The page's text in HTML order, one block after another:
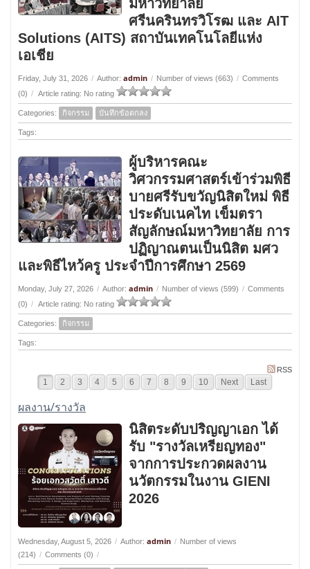
มหาวิทยาลัย
ศรีนครินทรวิโรฒ และ AIT
Solutions (AITS) สถาบันเทคโนโลยีแห่ง
เอเชีย
Friday, July 31, 2026 / Author: admin / Number of views (663) / Comments
(0) / Article rating: No rating
Categories: กิจกรรม บันทึกข้อตกลง
Tags:
ผู้บริหารคณะ
วิศวกรรมศาสตร์เข้าร่วมพิธี
บายศรีรับขวัญนิสิตใหม่ พิธี
ประดับเนคไท เข็มตรา
สัญลักษณ์มหาวิทยาลัย การ
ปฏิญาณตนเป็นนิสิต มศว
และพิธีไหว้ครู ประจำปีการศึกษา 2569
Monday, July 27, 2026 / Author: admin / Number of views (599) / Comments
(0) / Article rating: No rating
Categories: กิจกรรม
Tags:
RSS
1 2 3 4 5 6 7 8 9 10 Next Last
ผลงาน/รางวัล
นิสิตระดับปริญญาเอก ได้
รับ "รางวัลเหรียญทอง"
จากการประกวดผลงาน
นวัตกรรมในงาน GIENI
2026
Wednesday, August 5, 2026 / Author: admin / Number of views
(214) / Comments (0) /